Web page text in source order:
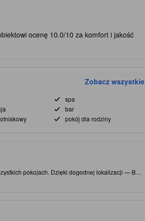
ocenę 10.0/10 za komfort i jakość
Zobacz wszystkie
spa
bar
pokój dla rodziny
pokojach. Dzięki dogodnej lokalizacji — Bath
gastronomicznych. Ten 5.0-gwiazdkowy
basen odkryty oraz wanna z hydromasażem.